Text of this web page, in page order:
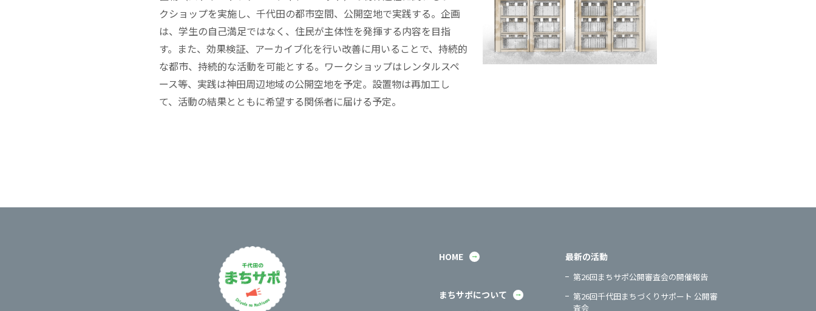
クショップを実施し、千代田の都市空間、公開空地で実践する。企画
は、学生の自己満足ではなく、住民が主体性を発揮する内容を目指
す。また、効果検証、アーカイブ化を行い改善に用いることで、持続的
な都市、持続的な活動を可能とする。ワークショップはレンタルスペ
ース等、実践は神田周辺地域の公開空地を予定。設置物は再加工し
て、活動の結果とともに希望する関係者に届ける予定。
HOME
まちサポについて
最新の活動
第26回まちサポ公開審査会の開催報告
第26回千代田まちづくりサポート 公開審
査会